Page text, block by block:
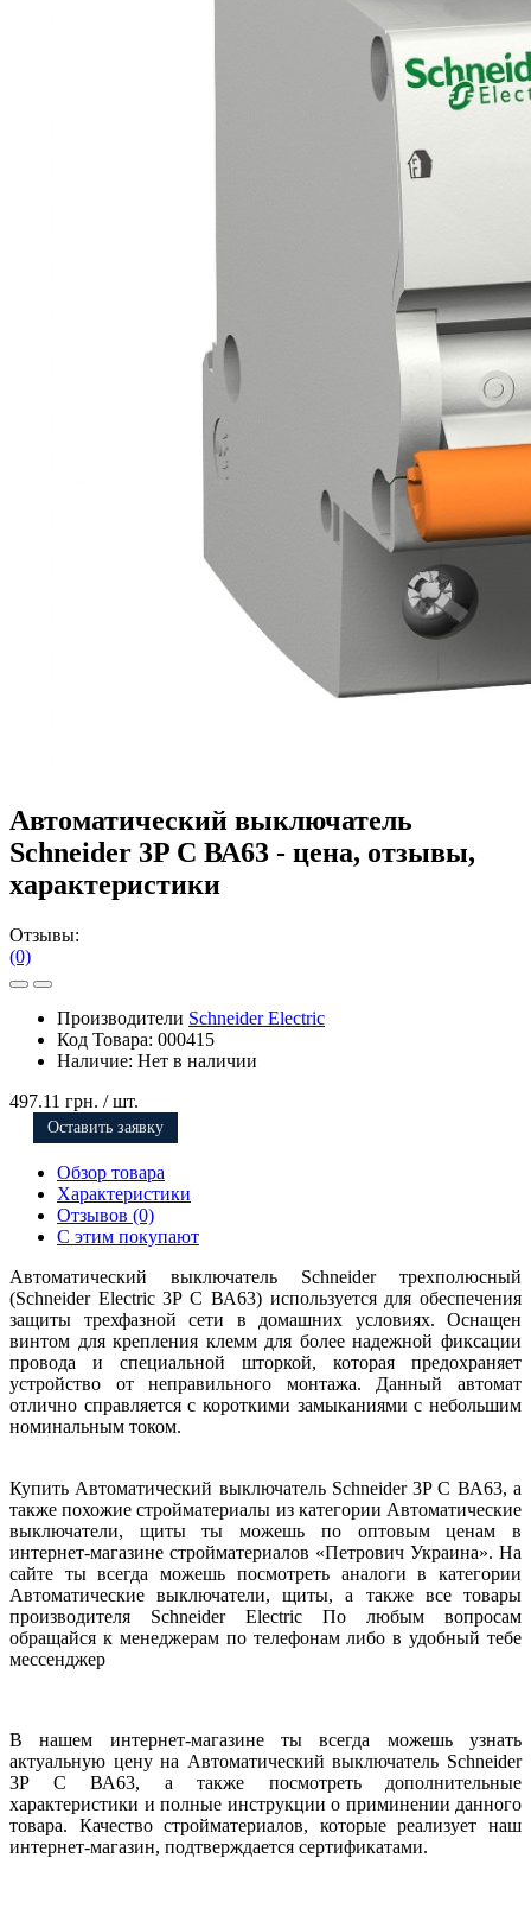
Автоматический выключатель
Schneider 3P C ВА63 - цена, отзывы,
характеристики
Отзывы:
(0)
Производители Schneider Electric
Код Товара: 000415
Наличие: Нет в наличии
497.11 грн. / шт.
Оставить заявку
Обзор товара
Характеристики
Отзывов (0)
С этим покупают
Автоматический выключатель Schneider трехполюсный
(Schneider Electric 3P C ВА63) используется для обеспечения
защиты трехфазной сети в домашних условиях. Оснащен
винтом для крепления клемм для более надежной фиксации
провода и специальной шторкой, которая предохраняет
устройство от неправильного монтажа. Данный автомат
отлично справляется с короткими замыканиями с небольшим
номинальным током.
Купить Автоматический выключатель Schneider 3P C ВА63, а
также похожие стройматериалы из категории Автоматические
выключатели, щиты ты можешь по оптовым ценам в
интернет-магазине стройматериалов «Петрович Украина». На
сайте ты всегда можешь посмотреть аналоги в категории
Автоматические выключатели, щиты, а также все товары
производителя Schneider Electric По любым вопросам
обращайся к менеджерам по телефонам либо в удобный тебе
мессенджер
В нашем интернет-магазине ты всегда можешь узнать
актуальную цену на Автоматический выключатель Schneider
3P C ВА63, а также посмотреть дополнительные
характеристики и полные инструкции о приминении данного
товара. Качество стройматериалов, которые реализует наш
интернет-магазин, подтверждается сертификатами.